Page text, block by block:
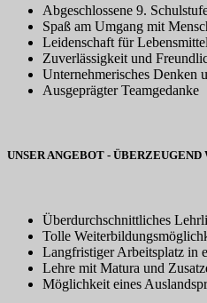
Abgeschlossene 9.
Spaß am Umgang mit
Leidenschaft für Lebensmittel
Zuverlässigkeit und
Unternehmerisches Denken
Ausgeprägter Teamgedanke
UNSER ANGEBOT -
Überdurchschnittliches
Tolle
Langfristiger Arbeitsplatz in
Lehre mit Matura und
Möglichkeit eines